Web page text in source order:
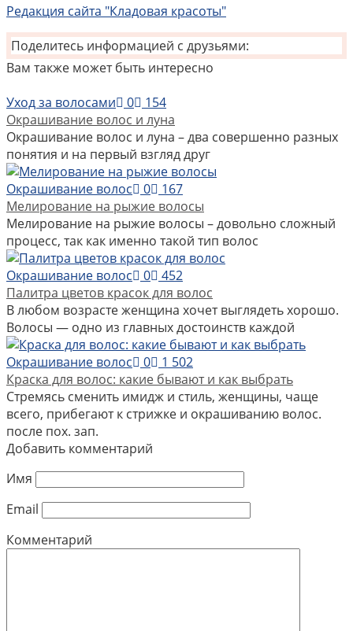
Редакция сайта "Кладовая красоты"
Поделитесь информацией с друзьями:
Вам также может быть интересно
Уход за волосами
0
154
Окрашивание волос и луна
Окрашивание волос и луна – два совершенно разных
понятия и на первый взгляд друг
Окрашивание волос
0
167
Мелирование на рыжие волосы
Мелирование на рыжие волосы – довольно сложный
процесс, так как именно такой тип волос
Окрашивание волос
0
452
Палитра цветов красок для волос
В любом возрасте женщина хочет выглядеть хорошо.
Волосы — одно из главных достоинств каждой
Окрашивание волос
0
1 502
Краска для волос: какие бывают и как выбрать
Стремясь сменить имидж и стиль, женщины, чаще
всего, прибегают к стрижке и окрашиванию волос.
после пох. зап.
Добавить комментарий
Имя
Email
Комментарий